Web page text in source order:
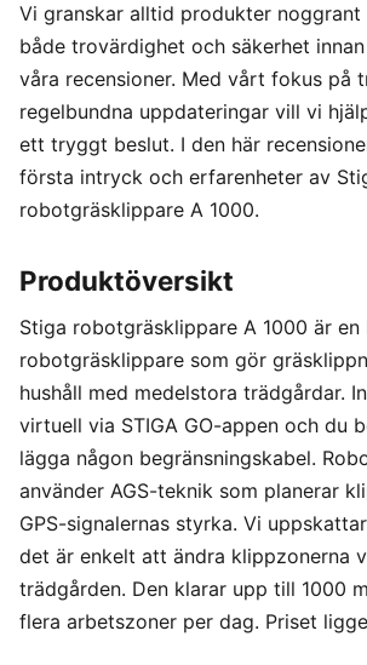
Vi granskar alltid produkter
både trovärdighet och säkerhet
våra recensioner. Med vårt fokus på
regelbundna uppdateringar vill vi
ett tryggt beslut. I den här
första intryck och erfarenheter av
robotgräsklippare A 1000.
Produktöversikt
Stiga robotgräsklippare A 1000 är en
robotgräsklippare som gör
hushåll med medelstora trädgårdar.
virtuell via STIGA GO-appen och du
lägga någon begränsningskabel.
använder AGS-teknik som planerar
GPS-signalernas styrka. Vi
det är enkelt att ändra klippzonerna
trädgården. Den klarar upp till 1000
flera arbetszoner per dag. Priset